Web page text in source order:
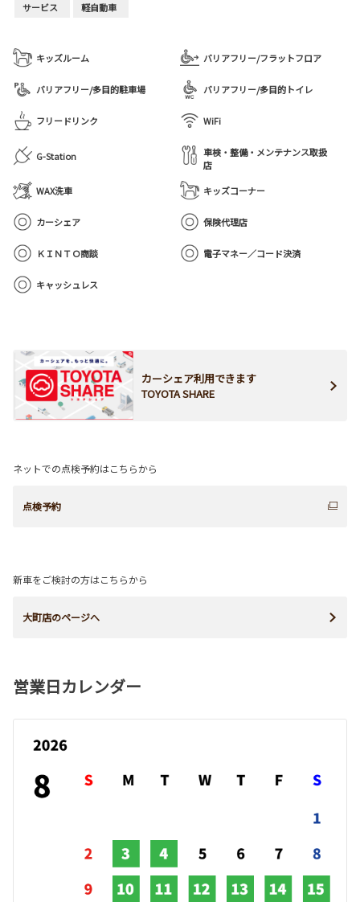
サービス 軽自動車
キッズルーム バリアフリー/フラットフロア
バリアフリー/多目的駐車場 バリアフリー/多目的トイレ
フリードリンク WiFi
G-Station
車検・整備・メンテナンス取扱
店
WAX洗車
キッズコーナー
カーシェア 保険代理店
ＫＩＮＴＯ商談 電子マネー／コード決済
キャッシュレス
カーシェア利用できます
TOYOTA SHARE
ネットでの点検予約はこちらから
点検予約
新車をご検討の方はこちらから
大町店のページへ
営業日カレンダー